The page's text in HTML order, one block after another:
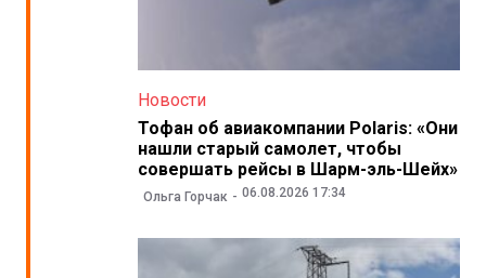
Новости
Тофан об авиакомпании Polaris: «Они
нашли старый самолет, чтобы
совершать рейсы в Шарм-эль-Шейх»
Ольга Горчак 06.08.2026 17:34